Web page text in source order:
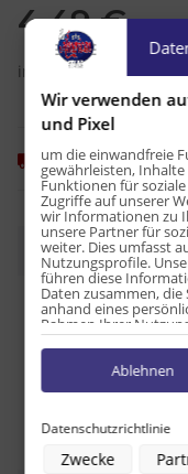
4,49 €
inkl. 19% USt. , zzgl.
Momentan nicht
Beschreibung
Wert
Versandgewicht:
Wir verwenden
und Pixel
um die einwandfreie
gewährleisten,
Funktionen für
Zugriffe auf unserer
wir Informationen zu
unsere Partner für
weiter. Dies umfasst
Nutzungsprofile.
führen diese
Daten zusammen,
anhand eines
Rahmen Ihrer
Nutzungsdaten
von Cookies und
indem Sie auf den
dort die
Zwecke der
Verwendung
Datenschutzrichtlinie
Zwecke
Ablehnen